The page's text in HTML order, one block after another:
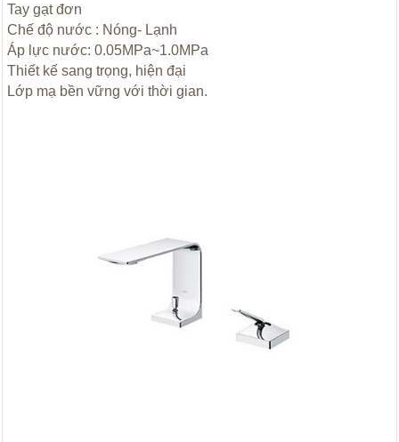
Tay gạt đơn
Chế độ nước : Nóng- Lạnh
Áp lực nước: 0.05MPa~1.0MPa
Thiết kế sang trọng, hiện đại
Lớp mạ bền vững với thời gian.